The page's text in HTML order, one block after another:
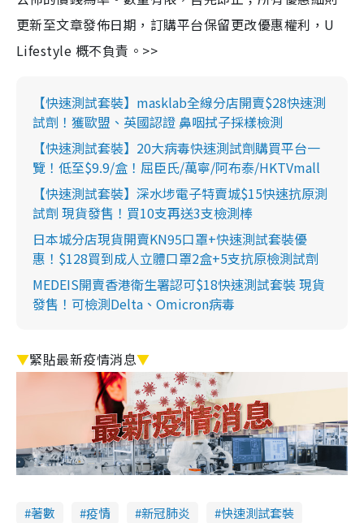
更新至文章發佈日期，訂購平台保留更改優惠權利，U
Lifestyle 概不負責。>>
【快速測試套裝】masklab全線分店開賣$28快速測
試劑！獲歐盟、英國認證 鼻咽拭子採樣檢測
【快速測試套裝】20大病毒快速測試劑購買平台一
覽！低至$9.9/盒！屈臣氏/萬寧/阿布泰/HKTVmall
【快速測試套裝】深水埗電子特賣城$15快速抗原測
試劑 現貨發售！買10支再送3支檢測棒
日本城分店現貨開賣KN95口罩+快速測試套裝優
惠！$128買到成人立體口罩2盒+5支抗原檢測試劑
MEDEIS開賣香港衛生署認可$18快速測試套裝 現貨
發售！可檢測Delta、Omicron病毒
▼緊貼最新疫情消息▼
著數 疫情 新冠肺炎
快速測試套裝